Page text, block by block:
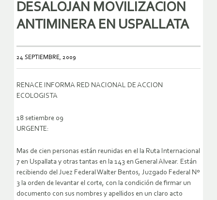
DESALOJAN MOVILIZACION
ANTIMINERA EN USPALLATA
24 SEPTIEMBRE, 2009
RENACE INFORMA RED NACIONAL DE ACCION
ECOLOGISTA
18 setiembre 09
URGENTE:
Mas de cien personas están reunidas en el la Ruta Internacional
7 en Uspallata y otras tantas en la 143 en General Alvear. Están
recibiendo del Juez Federal Walter Bentos, Juzgado Federal Nº
3 la orden de levantar el corte, con la condición de firmar un
documento con sus nombres y apellidos en un claro acto